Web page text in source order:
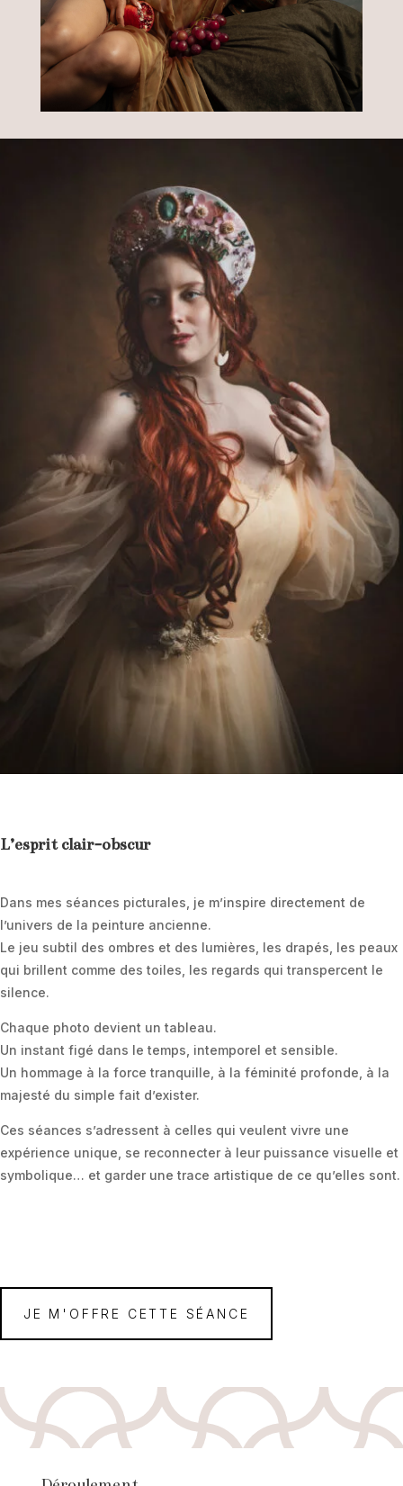
L’esprit clair-obscur
Dans mes séances picturales, je m’inspire directement de
l’univers de la peinture ancienne.
Le jeu subtil des ombres et des lumières, les drapés, les peaux
qui brillent comme des toiles, les regards qui transpercent le
silence.
Chaque photo devient un tableau.
Un instant figé dans le temps, intemporel et sensible.
Un hommage à la force tranquille, à la féminité profonde, à la
majesté du simple fait d’exister.
Ces séances s’adressent à celles qui veulent vivre une
expérience unique, se reconnecter à leur puissance visuelle et
symbolique… et garder une trace artistique de ce qu’elles sont.
JE M'OFFRE CETTE SÉANCE